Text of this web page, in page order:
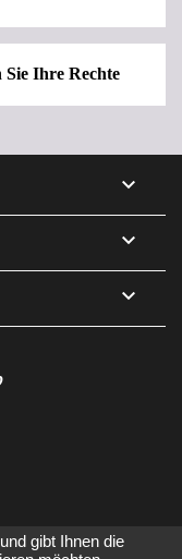
Sie Ihre Rechte



gibt Ihnen die